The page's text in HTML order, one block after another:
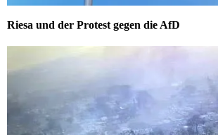
Riesa und der Protest gegen die AfD